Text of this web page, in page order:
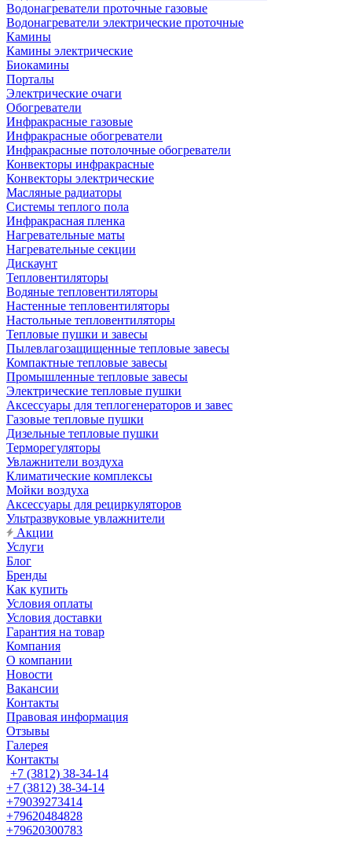
Водонагреватели проточные газовые
Водонагреватели электрические проточные
Камины
Камины электрические
Биокамины
Порталы
Электрические очаги
Обогреватели
Инфракрасные газовые
Инфракрасные обогреватели
Инфракрасные потолочные обогреватели
Конвекторы инфракрасные
Конвекторы электрические
Масляные радиаторы
Системы теплого пола
Инфракрасная пленка
Нагревательные маты
Нагревательные секции
Дискаунт
Тепловентиляторы
Водяные тепловентиляторы
Настенные тепловентиляторы
Настольные тепловентиляторы
Тепловые пушки и завесы
Пылевлагозащищенные тепловые завесы
Компактные тепловые завесы
Промышленные тепловые завесы
Электрические тепловые пушки
Аксессуары для теплогенераторов и завес
Газовые тепловые пушки
Дизельные тепловые пушки
Терморегуляторы
Увлажнители воздуха
Климатические комплексы
Мойки воздуха
Аксессуары для рециркуляторов
Ультразвуковые увлажнители
Акции
Услуги
Блог
Бренды
Как купить
Условия оплаты
Условия доставки
Гарантия на товар
Компания
О компании
Новости
Вакансии
Контакты
Правовая информация
Отзывы
Галерея
Контакты
+7 (3812) 38-34-14
+7 (3812) 38-34-14
+79039273414
+79620484828
+79620300783